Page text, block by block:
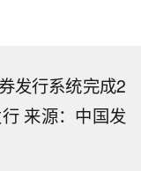
发行系统完成2
来源：中国发